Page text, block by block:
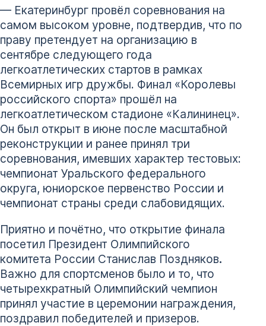
— Екатеринбург провёл соревнования на
самом высоком уровне, подтвердив, что по
праву претендует на организацию в
сентябре следующего года
легкоатлетических стартов в рамках
Всемирных игр дружбы. Финал «Королевы
российского спорта» прошёл на
легкоатлетическом стадионе «Калининец».
Он был открыт в июне после масштабной
реконструкции и ранее принял три
соревнования, имевших характер тестовых:
чемпионат Уральского федерального
округа, юниорское первенство России и
чемпионат страны среди слабовидящих.
Приятно и почётно, что открытие финала
посетил Президент Олимпийского
комитета России Станислав Поздняков.
Важно для спортсменов было и то, что
четырехкратный Олимпийский чемпион
принял участие в церемонии награждения,
поздравил победителей и призеров.